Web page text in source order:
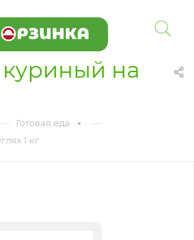
на
Готовая еда —
1 кг